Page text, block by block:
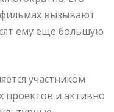
фильмах вызывают
ему еще большую
участником
проектов и активно